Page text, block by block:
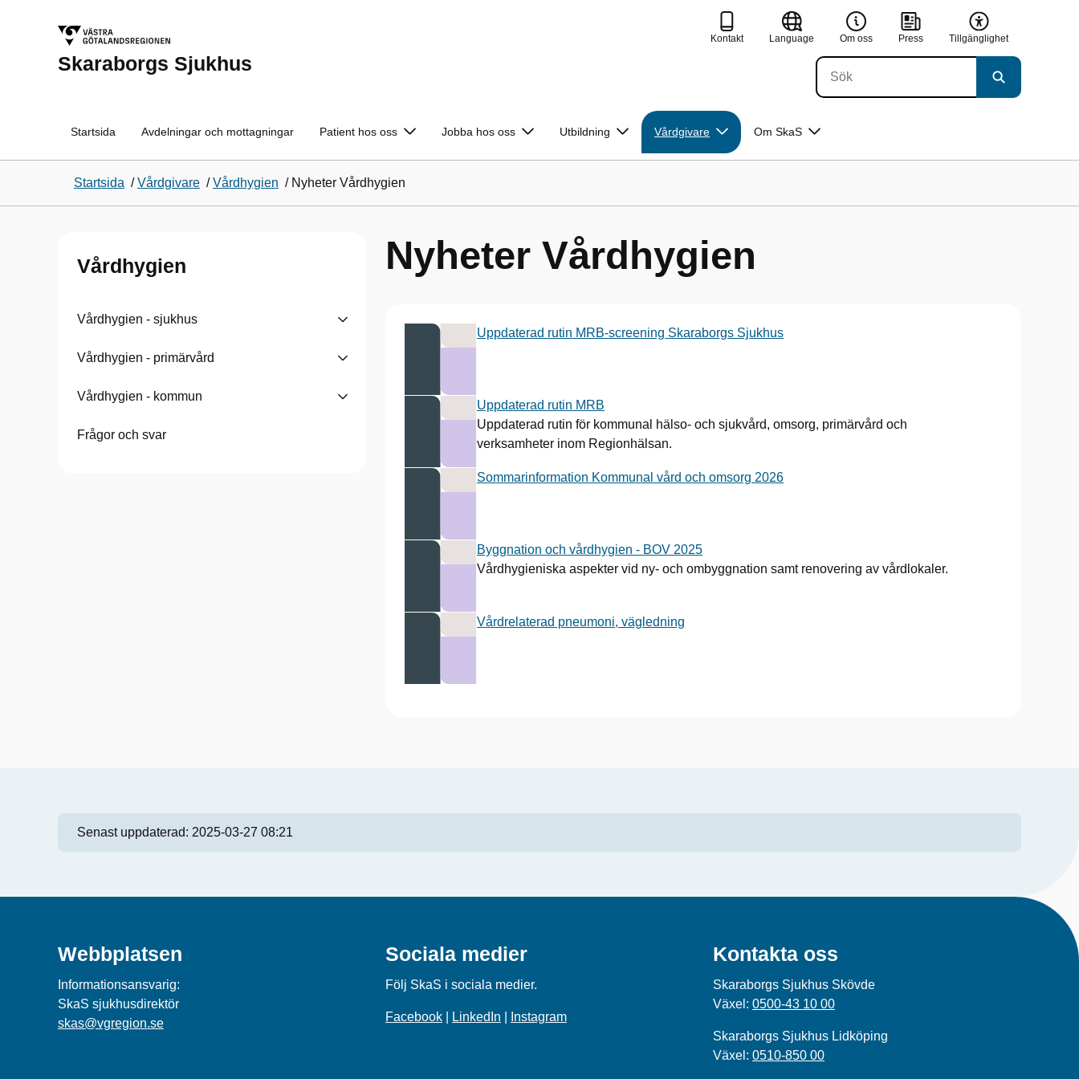
Skaraborgs Sjukhus
Kontakt Language Om oss Press Tillgänglighet
Startsida Avdelningar och mottagningar Patient hos oss Jobba hos oss Utbildning Vårdgivare Om SkaS
Startsida /Vårdgivare /Vårdhygien / Nyheter Vårdhygien
Vårdhygien
Vårdhygien - sjukhus
Vårdhygien - primärvård
Vårdhygien - kommun
Frågor och svar
Nyheter Vårdhygien
Uppdaterad rutin MRB-screening Skaraborgs Sjukhus
Uppdaterad rutin MRB
Uppdaterad rutin för kommunal hälso- och sjukvård, omsorg, primärvård och
verksamheter inom Regionhälsan.
Sommarinformation Kommunal vård och omsorg 2026
Byggnation och vårdhygien - BOV 2025
Vårdhygieniska aspekter vid ny- och ombyggnation samt renovering av vårdlokaler.
Vårdrelaterad pneumoni, vägledning
Senast uppdaterad: 2025-03-27 08:21
Webbplatsen
Informationsansvarig:
SkaS sjukhusdirektör
skas@vgregion.se
Sociala medier
Följ SkaS i sociala medier.
Facebook LinkedIn Instagram
Kontakta oss
Skaraborgs Sjukhus Skövde
Växel: 0500-43 10 00
Skaraborgs Sjukhus Lidköping
Växel: 0510-850 00